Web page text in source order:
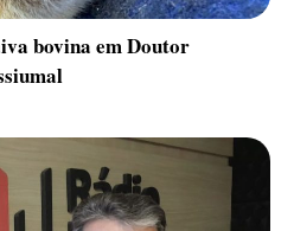
bovina em Doutor